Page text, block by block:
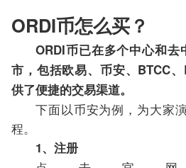
ORDI币怎么买？
ORDI币已在多个中心和
市，包括欧易、币安、BTCC
供了便捷的交易渠道。
下面以币安为例，为大家
程。
1、注册